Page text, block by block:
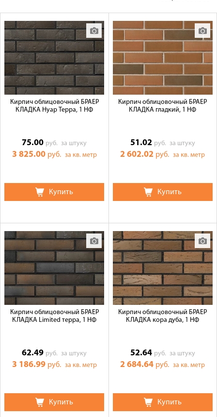
Доставка
Сотрудничество
Галерея объектов
Контакты
Кирпич облицовочный БРАЕР
КЛАДКА Нуар Терра, 1 НФ
75.00 руб.за штуку
3 825.00 руб. за кв. метр
Купить
Кирпич облицовочный БРАЕР
КЛАДКА гладкий, 1 НФ
51.02 руб. за штуку
2 602.02 руб.за кв. метр
Купить
Кирпич облицовочный БРАЕР
КЛАДКА Limited терра, 1 НФ
62.49 руб.за штуку
3 186.99 руб. за кв. метр
Купить
Кирпич облицовочный БРАЕР
КЛАДКА кора дуба, 1 НФ
52.64 руб. за штуку
2 684.64 руб.за кв. метр
Купить